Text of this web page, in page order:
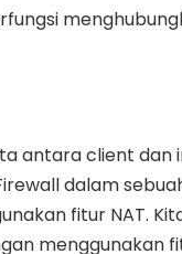
antara client dan
dalam
fitur NAT.
menggunakan